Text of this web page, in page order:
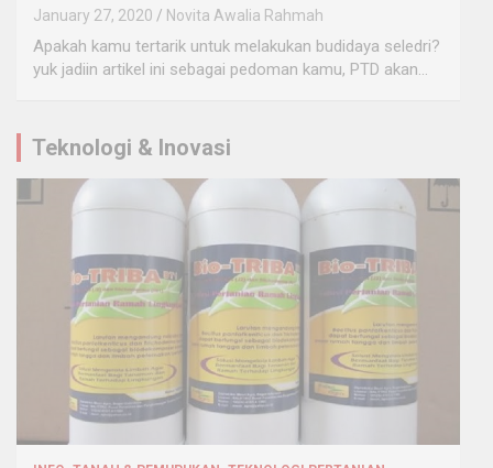
January 27, 2020 Novita Awalia Rahmah
Apakah kamu tertarik untuk melakukan budidaya seledri?
yuk jadiin artikel ini sebagai pedoman kamu, PTD akan…
Teknologi & Inovasi